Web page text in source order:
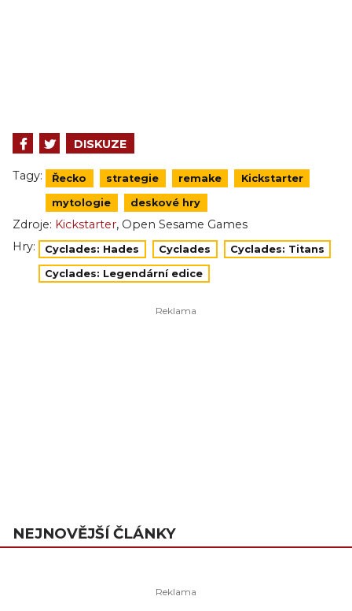
DISKUZE
Tagy: Řecko strategie remake Kickstarter
mytologie deskové hry
Zdroje: Kickstarter, Open Sesame Games
Hry:
Cyclades: Hades Cyclades Cyclades: Titans
Cyclades: Legendární edice
NEJNOVĚJŠÍ ČLÁNKY